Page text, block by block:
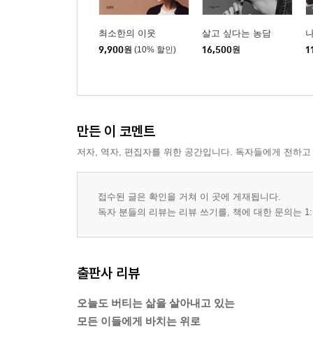
최소한의 이웃
9,900원 (10% 할인)
살고 싶다는 농담
16,500원
만든 이 코멘트
저자, 역자, 편집자를 위한 공간입니다. 독자들에게 전하
접수된 글은 확인을 거쳐 이 곳에 게재됩니다.
독자 분들의 리뷰는 리뷰 쓰기를, 책에 대한 문의는
출판사 리뷰
오늘도 버티는 삶을 살아내고 있는
모든 이들에게 바치는 위로